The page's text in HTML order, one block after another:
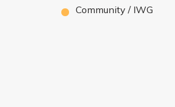
Community / IWG